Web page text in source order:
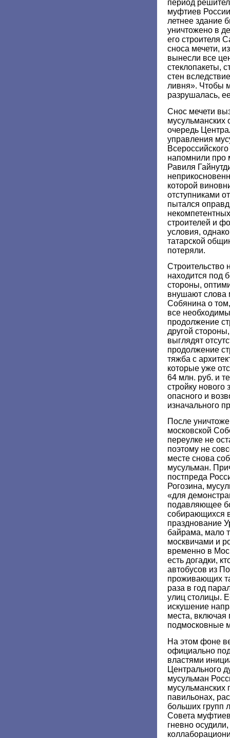
период
муфтиев
летнее здание
уничтожено в
его строителя
сноса мечети,
вынесли все
стеклопакеты,
стен
ливня». Чтобы
разрушалась,
Снос мечети
мусульманских
очередь
управления
напомнили про
Равиля
которой
отступниками
пытался
строителей и
условия,
татарской
потеряли.
Строительство
находится под
стороны,
внушают слова
Собянина о
все
продолжение
другой
выглядят
продолжение
тяжба с
которые уже
64 млн. руб. и
стройку нового
опасного и
изначального
После
московской
переулке не
поэтому не
месте снова
мусульман.
постпреда
Рогозина,
«для
подавляющее
собирающихся
празднование
байрама, мало
москвичами и
временно в
есть догадки,
автобусов из
проживающих
раза в год
улиц столицы.
искушение
места,
подмосковные
На этом фоне
официально
властями
Центрального
мусульман
мусульманских
павильонах,
больших групп
Совета
гневно